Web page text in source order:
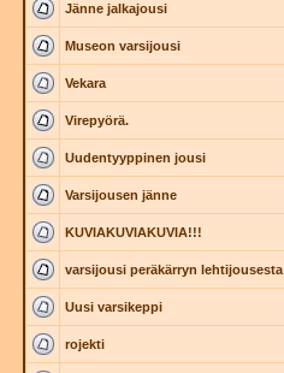
Jänne jalkajousi
Museon varsijousi
Vekara
Virepyörä.
Uudentyyppinen jousi
Varsijousen jänne
KUVIAKUVIAKUVIA!!!
varsijousi peräkärryn lehtijousesta
Uusi varsikeppi
rojekti